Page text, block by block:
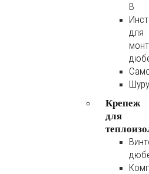
B
для
Крепеж
для